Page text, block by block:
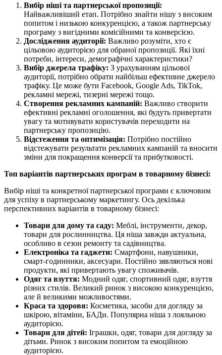
Вибір ніші та партнерської пропозиції:
Найважливіший етап. Потрібно знайти нішу з високим
попитом і низькою конкуренцією, а також партнерську
програму з вигідними комісійними та конверсією.
Дослідження аудиторії: Важливо розуміти, хто є
цільовою аудиторією для обраної пропозиції. Які їхні
потреби, інтереси, демографічні характеристики?
Вибір джерела трафіку: З урахуванням цільової
аудиторії, потрібно обрати найбільш ефективне джерело
трафіку. Це може бути Facebook, Google Ads, TikTok,
рекламні мережі, тизерні мережі тощо.
Створення рекламних кампаній: Важливо створити
ефективні рекламні оголошення, які будуть привертати
увагу та мотивувати користувачів переходити на
партнерську пропозицію.
Відстеження та оптимізація: Потрібно постійно
відстежувати результати рекламних кампаній та вносити
зміни для покращення конверсії та прибутковості.
Топ варіантів партнерських програм в товарному бізнесі:
Вибір ніші та конкретної партнерської програми є ключовим
для успіху в партнерському маркетингу. Ось декілька
перспективних варіантів в товарному бізнесі:
Товари для дому та саду: Меблі, інструменти, декор,
товари для рослинництва. Ця ніша завжди актуальна,
особливо в сезон ремонту та садівництва.
Електроніка та гаджети: Смартфони, навушники,
смарт-годинники, аксесуари. Постійно зявляються нові
продукти, які привертають увагу споживачів.
Одяг та взуття: Модний одяг, спортивний одяг, взуття
різних стилів. Великий ринок з високою конкуренцією,
але й великими можливостями.
Краса та здоровя: Косметика, засоби для догляду за
шкірою, вітаміни, БАДи. Популярна ніша з лояльною
аудиторією.
Товари для дітей: Іграшки, одяг, товари для догляду за
дітьми. Ринок з високим попитом та емоційною
аудиторією.